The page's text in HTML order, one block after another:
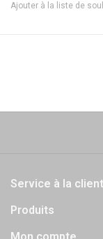
s’estompent
par légers
Ajouter à la liste de
Service à la
Produits